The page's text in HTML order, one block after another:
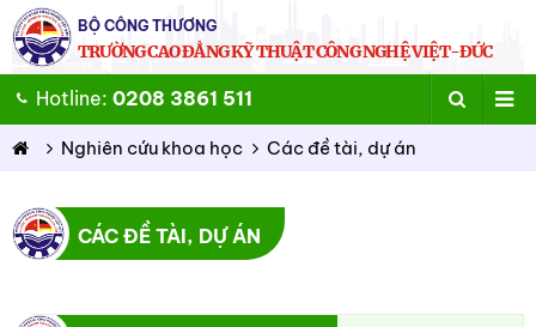
BỘ CÔNG THƯƠNG
TRƯỜNG CAO ĐẲNG KỸ THUẬT CÔNG NGHỆ VIỆT-ĐỨC
Hotline: 0208 3861 511
Nghiên cứu khoa học Các đề tài, dự án
CÁC ĐỀ TÀI, DỰ ÁN